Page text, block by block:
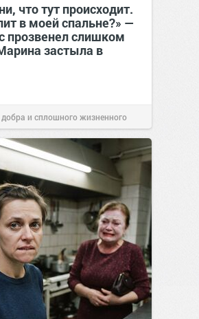
что тут происходит.
в моей спальне?» —
прозвенел слишком
застыла в
и сплошного жизненного
Сегодня